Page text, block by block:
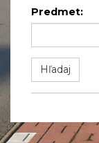
Predmet: